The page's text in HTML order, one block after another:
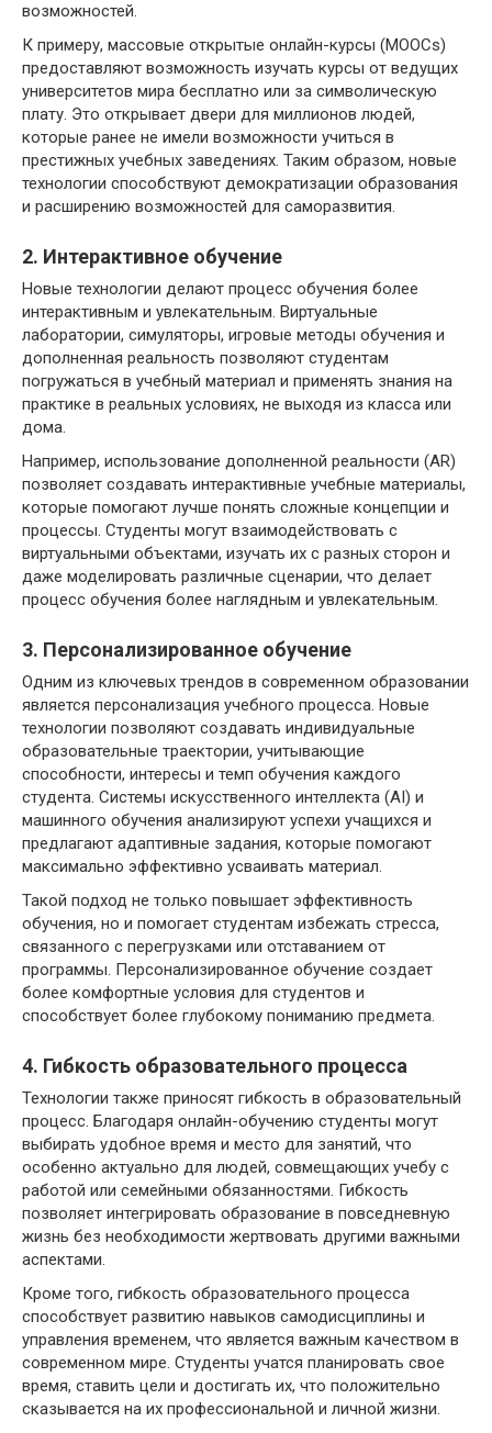
возможностей.
К примеру, массовые открытые онлайн-курсы (MOOCs)
предоставляют возможность изучать курсы от ведущих
университетов мира бесплатно или за символическую
плату. Это открывает двери для миллионов людей,
которые ранее не имели возможности учиться в
престижных учебных заведениях. Таким образом, новые
технологии способствуют демократизации образования
и расширению возможностей для саморазвития.
2. Интерактивное обучение
Новые технологии делают процесс обучения более
интерактивным и увлекательным. Виртуальные
лаборатории, симуляторы, игровые методы обучения и
дополненная реальность позволяют студентам
погружаться в учебный материал и применять знания на
практике в реальных условиях, не выходя из класса или
дома.
Например, использование дополненной реальности (AR)
позволяет создавать интерактивные учебные материалы,
которые помогают лучше понять сложные концепции и
процессы. Студенты могут взаимодействовать с
виртуальными объектами, изучать их с разных сторон и
даже моделировать различные сценарии, что делает
процесс обучения более наглядным и увлекательным.
3. Персонализированное обучение
Одним из ключевых трендов в современном образовании
является персонализация учебного процесса. Новые
технологии позволяют создавать индивидуальные
образовательные траектории, учитывающие
способности, интересы и темп обучения каждого
студента. Системы искусственного интеллекта (AI) и
машинного обучения анализируют успехи учащихся и
предлагают адаптивные задания, которые помогают
максимально эффективно усваивать материал.
Такой подход не только повышает эффективность
обучения, но и помогает студентам избежать стресса,
связанного с перегрузками или отставанием от
программы. Персонализированное обучение создает
более комфортные условия для студентов и
способствует более глубокому пониманию предмета.
4. Гибкость образовательного процесса
Технологии также приносят гибкость в образовательный
процесс. Благодаря онлайн-обучению студенты могут
выбирать удобное время и место для занятий, что
особенно актуально для людей, совмещающих учебу с
работой или семейными обязанностями. Гибкость
позволяет интегрировать образование в повседневную
жизнь без необходимости жертвовать другими важными
аспектами.
Кроме того, гибкость образовательного процесса
способствует развитию навыков самодисциплины и
управления временем, что является важным качеством в
современном мире. Студенты учатся планировать свое
время, ставить цели и достигать их, что положительно
сказывается на их профессиональной и личной жизни.